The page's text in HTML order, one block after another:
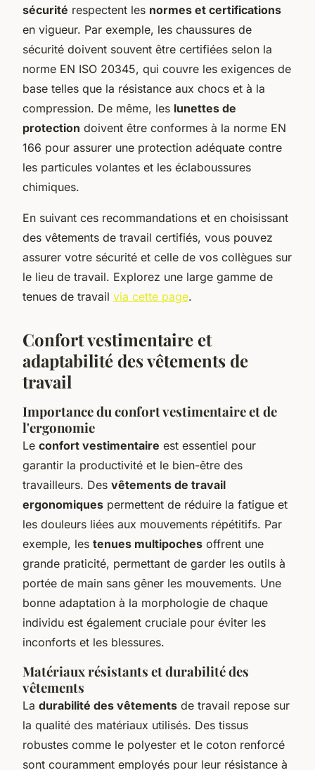
sécurité respectent les normes et certifications
en vigueur. Par exemple, les chaussures de
sécurité doivent souvent être certifiées selon la
norme EN ISO 20345, qui couvre les exigences de
base telles que la résistance aux chocs et à la
compression. De même, les lunettes de
protection doivent être conformes à la norme EN
166 pour assurer une protection adéquate contre
les particules volantes et les éclaboussures
chimiques.
En suivant ces recommandations et en choisissant
des vêtements de travail certifiés, vous pouvez
assurer votre sécurité et celle de vos collègues sur
le lieu de travail. Explorez une large gamme de
tenues de travail via cette page.
Confort vestimentaire et
adaptabilité des vêtements de
travail
Importance du confort vestimentaire et de
l'ergonomie
Le confort vestimentaire est essentiel pour
garantir la productivité et le bien-être des
travailleurs. Des vêtements de travail
ergonomiques permettent de réduire la fatigue et
les douleurs liées aux mouvements répétitifs. Par
exemple, les tenues multipoches offrent une
grande praticité, permettant de garder les outils à
portée de main sans gêner les mouvements. Une
bonne adaptation à la morphologie de chaque
individu est également cruciale pour éviter les
inconforts et les blessures.
Matériaux résistants et durabilité des
vêtements
La durabilité des vêtements de travail repose sur
la qualité des matériaux utilisés. Des tissus
robustes comme le polyester et le coton renforcé
sont couramment employés pour leur résistance à